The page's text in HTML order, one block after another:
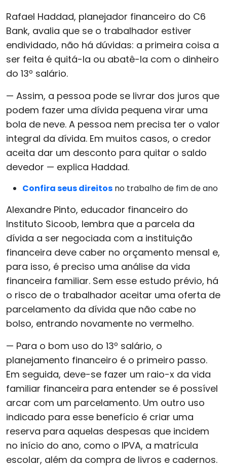
Rafael Haddad, planejador financeiro do C6
Bank, avalia que se o trabalhador estiver
endividado, não há dúvidas: a primeira coisa a
ser feita é quitá-la ou abatê-la com o dinheiro
do 13º salário.
— Assim, a pessoa pode se livrar dos juros que
podem fazer uma dívida pequena virar uma
bola de neve. A pessoa nem precisa ter o valor
integral da dívida. Em muitos casos, o credor
aceita dar um desconto para quitar o saldo
devedor — explica Haddad.
Confira seus direitos no trabalho de fim de ano
Alexandre Pinto, educador financeiro do
Instituto Sicoob, lembra que a parcela da
dívida a ser negociada com a instituição
financeira deve caber no orçamento mensal e,
para isso, é preciso uma análise da vida
financeira familiar. Sem esse estudo prévio, há
o risco de o trabalhador aceitar uma oferta de
parcelamento da dívida que não cabe no
bolso, entrando novamente no vermelho.
— Para o bom uso do 13º salário, o
planejamento financeiro é o primeiro passo.
Em seguida, deve-se fazer um raio-x da vida
familiar financeira para entender se é possível
arcar com um parcelamento. Um outro uso
indicado para esse benefício é criar uma
reserva para aquelas despesas que incidem
no início do ano, como o IPVA, a matrícula
escolar, além da compra de livros e cadernos.